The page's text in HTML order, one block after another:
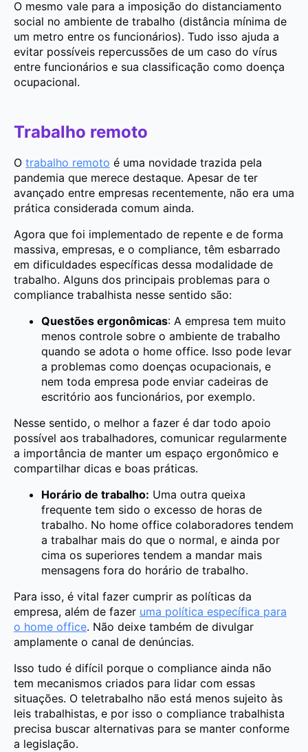
O mesmo vale para a imposição do distanciamento
social no ambiente de trabalho (distância mínima de
um metro entre os funcionários). Tudo isso ajuda a
evitar possíveis repercussões de um caso do vírus
entre funcionários e sua classificação como doença
ocupacional.
Trabalho remoto
O trabalho remoto é uma novidade trazida pela
pandemia que merece destaque. Apesar de ter
avançado entre empresas recentemente, não era uma
prática considerada comum ainda.
Agora que foi implementado de repente e de forma
massiva, empresas, e o compliance, têm esbarrado
em dificuldades específicas dessa modalidade de
trabalho. Alguns dos principais problemas para o
compliance trabalhista nesse sentido são:
Questões ergonômicas: A empresa tem muito
menos controle sobre o ambiente de trabalho
quando se adota o home office. Isso pode levar
a problemas como doenças ocupacionais, e
nem toda empresa pode enviar cadeiras de
escritório aos funcionários, por exemplo.
Nesse sentido, o melhor a fazer é dar todo apoio
possível aos trabalhadores, comunicar regularmente
a importância de manter um espaço ergonômico e
compartilhar dicas e boas práticas.
Horário de trabalho: Uma outra queixa
frequente tem sido o excesso de horas de
trabalho. No home office colaboradores tendem
a trabalhar mais do que o normal, e ainda por
cima os superiores tendem a mandar mais
mensagens fora do horário de trabalho.
Para isso, é vital fazer cumprir as políticas da
empresa, além de fazer uma política específica para
o home office. Não deixe também de divulgar
amplamente o canal de denúncias.
Isso tudo é difícil porque o compliance ainda não
tem mecanismos criados para lidar com essas
situações. O teletrabalho não está menos sujeito às
leis trabalhistas, e por isso o compliance trabalhista
precisa buscar alternativas para se manter conforme
a legislação.